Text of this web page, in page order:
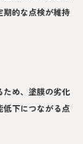
期的な点検が維持
ため、塗膜の劣化
下につながる点